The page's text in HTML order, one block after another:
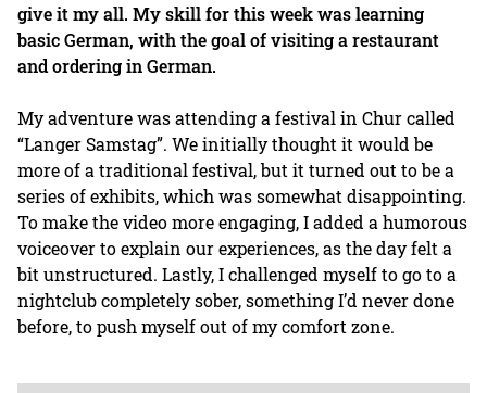
give it my all. My skill for this week was learning
basic German, with the goal of visiting a restaurant
and ordering in German.
My adventure was attending a festival in Chur called
“Langer Samstag”. We initially thought it would be
more of a traditional festival, but it turned out to be a
series of exhibits, which was somewhat disappointing.
To make the video more engaging, I added a humorous
voiceover to explain our experiences, as the day felt a
bit unstructured. Lastly, I challenged myself to go to a
nightclub completely sober, something I’d never done
before, to push myself out of my comfort zone.